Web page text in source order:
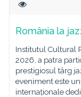
România la
Institutul Cultural
2026, a patra
prestigiosul târg
eveniment este
internaționale